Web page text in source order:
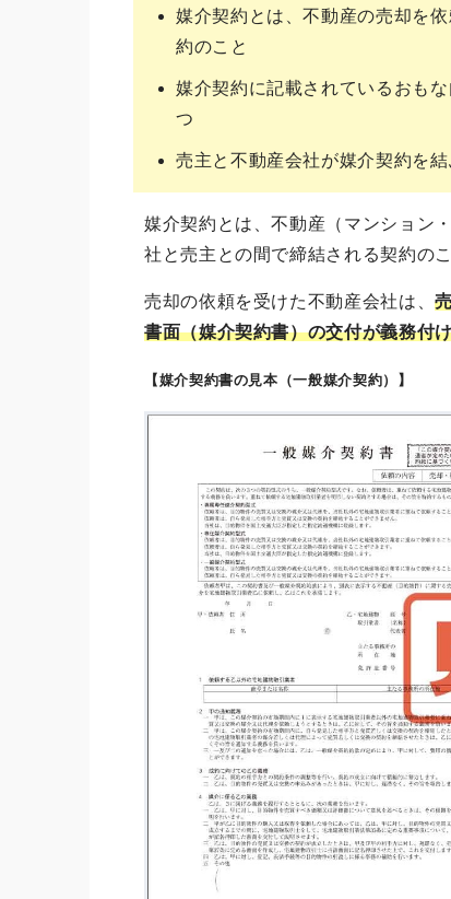
媒介契約とは、不動産の売却を
約のこと
媒介契約に記載されているおも
つ
売主と不動産会社が媒介契約を
媒介契約とは、不動産（マンション
社と売主との間で締結される契約のこ
売却の依頼を受けた不動産会社は、
書面（媒介契約書）の交付が義務付
【媒介契約書の見本（一般媒介契約）】